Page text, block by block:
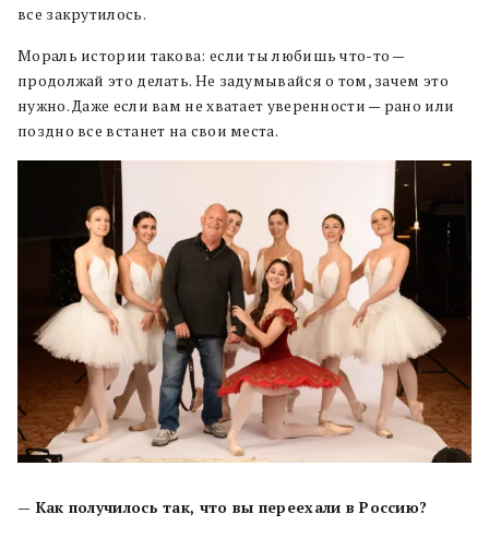
все закрутилось.
Мораль истории такова: если ты любишь что-то —
продолжай это делать. Не задумывайся о том, зачем это
нужно. Даже если вам не хватает уверенности — рано или
поздно все встанет на свои места.
— Как получилось так, что вы переехали в Россию?